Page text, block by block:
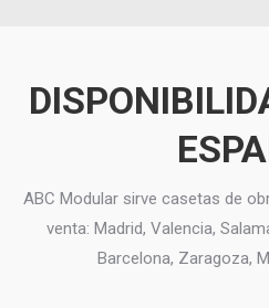
ABC Modular sirve casetas de
venta: Madrid, Valencia,
Barcelona, Zaragoza,